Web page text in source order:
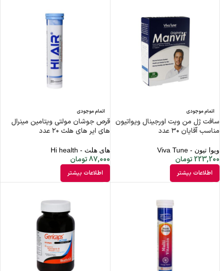
اتمام موجودی
سافت ژل من ویت اورجینال ویواتیون
مناسب آقایان ۳۰ عدد
ویوا تیون - Viva Tune
223,200تومان
اطلاعات بیشتر
اتمام موجودی
قرص جوشان مولتی ویتامین مینرال‌
های ایر ‌های هلث ۲۰ عدد
های هلث - Hi health
87,000تومان
اطلاعات بیشتر